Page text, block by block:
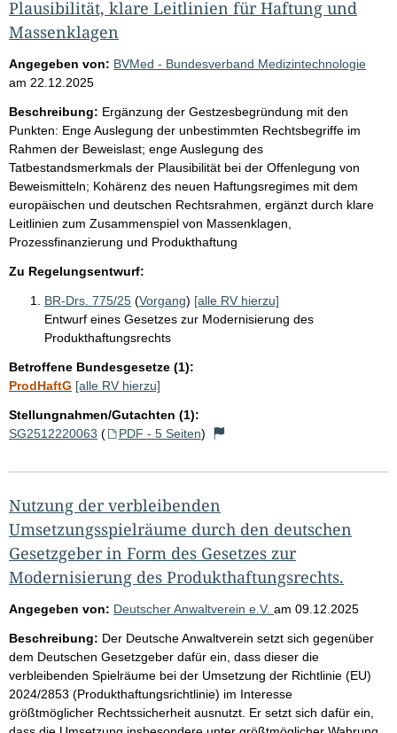
Plausibilität, klare Leitlinien für Haftung und
Massenklagen
Angegeben von: BVMed - Bundesverband Medizintechnologie
am 22.12.2025
Beschreibung: Ergänzung der Gestzesbegründung mit den
Punkten: Enge Auslegung der unbestimmten Rechtsbegriffe im
Rahmen der Beweislast; enge Auslegung des
Tatbestandsmerkmals der Plausibilität bei der Offenlegung von
Beweismitteln; Kohärenz des neuen Haftungsregimes mit dem
europäischen und deutschen Rechtsrahmen, ergänzt durch klare
Leitlinien zum Zusammenspiel von Massenklagen,
Prozessfinanzierung und Produkthaftung
Zu Regelungsentwurf:
BR-Drs. 775/25 (Vorgang) [alle RV hierzu]
Entwurf eines Gesetzes zur Modernisierung des
Produkthaftungsrechts
Betroffene Bundesgesetze (1):
ProdHaftG [alle RV hierzu]
Stellungnahmen/Gutachten (1):
SG2512220063 ( PDF - 5 Seiten)
Nutzung der verbleibenden
Umsetzungsspielräume durch den deutschen
Gesetzgeber in Form des Gesetzes zur
Modernisierung des Produkthaftungsrechts.
Angegeben von: Deutscher Anwaltverein e.V. am 09.12.2025
Beschreibung: Der Deutsche Anwaltverein setzt sich gegenüber
dem Deutschen Gesetzgeber dafür ein, dass dieser die
verbleibenden Spielräume bei der Umsetzung der Richtlinie (EU)
2024/2853 (Produkthaftungsrichtlinie) im Interesse
größtmöglicher Rechtssicherheit ausnutzt. Er setzt sich dafür ein,